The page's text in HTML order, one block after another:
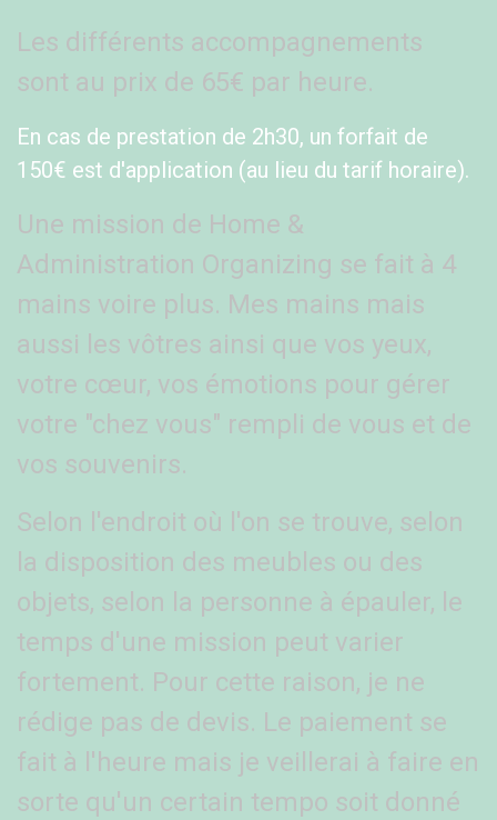
Les différents accompagnements
sont au prix de 65€ par heure.
En cas de prestation de 2h30, un forfait de
150€ est d'application (au lieu du tarif horaire).
Une mission de Home &
Administration Organizing se fait à 4
mains voire plus. Mes mains mais
aussi les vôtres ainsi que vos yeux,
votre cœur, vos émotions pour gérer
votre "chez vous" rempli de vous et de
vos souvenirs.
Selon l'endroit où l'on se trouve, selon
la disposition des meubles ou des
objets, selon la personne à épauler, le
temps d'une mission peut varier
fortement. Pour cette raison, je ne
rédige pas de devis. Le paiement se
fait à l'heure mais je veillerai à faire en
sorte qu'un certain tempo soit donné